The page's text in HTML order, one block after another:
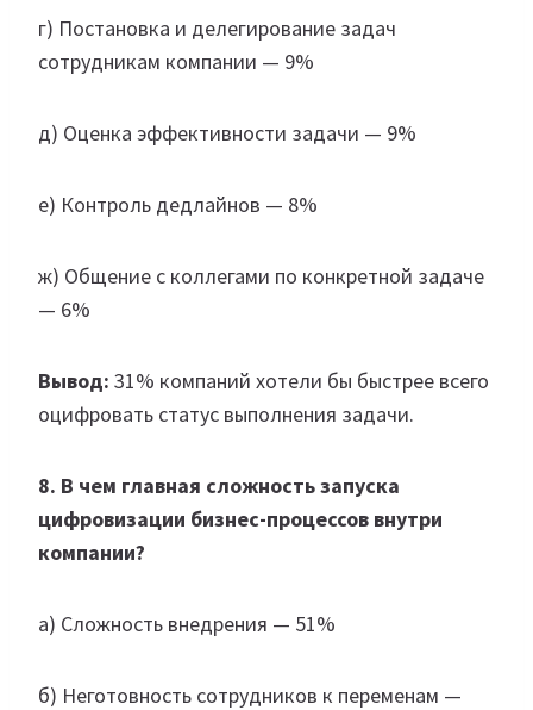
г) Постановка и делегирование задач
сотрудникам компании — 9%
д) Оценка эффективности задачи — 9%
е) Контроль дедлайнов — 8%
ж) Общение с коллегами по конкретной задаче
— 6%
Вывод: 31% компаний хотели бы быстрее всего
оцифровать статус выполнения задачи.
8. В чем главная сложность запуска
цифровизации бизнес-процессов внутри
компании?
а) Сложность внедрения — 51%
б) Неготовность сотрудников к переменам —